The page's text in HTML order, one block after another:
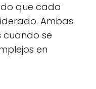
que cada
Ambas
cuando se
en